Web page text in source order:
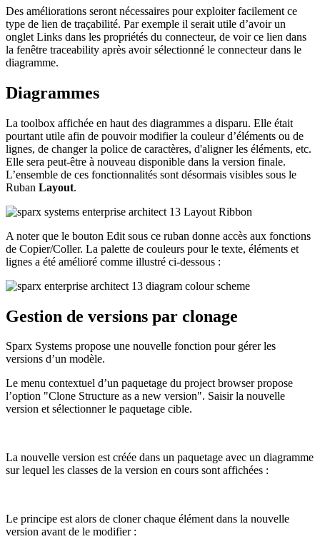
Des améliorations seront nécessaires pour exploiter facilement ce
type de lien de traçabilité. Par exemple il serait utile d’avoir un
onglet Links dans les propriétés du connecteur, de voir ce lien dans
la fenêtre traceability après avoir sélectionné le connecteur dans le
diagramme.
Diagrammes
La toolbox affichée en haut des diagrammes a disparu. Elle était
pourtant utile afin de pouvoir modifier la couleur d’éléments ou de
lignes, de changer la police de caractères, d'aligner les éléments, etc.
Elle sera peut-être à nouveau disponible dans la version finale.
L’ensemble de ces fonctionnalités sont désormais visibles sous le
Ruban Layout.
A noter que le bouton Edit sous ce ruban donne accès aux fonctions
de Copier/Coller. La palette de couleurs pour le texte, éléments et
lignes a été amélioré comme illustré ci-dessous :
Gestion de versions par clonage
Sparx Systems propose une nouvelle fonction pour gérer les
versions d’un modèle.
Le menu contextuel d’un paquetage du project browser propose
l’option "Clone Structure as a new version". Saisir la nouvelle
version et sélectionner le paquetage cible.
La nouvelle version est créée dans un paquetage avec un diagramme
sur lequel les classes de la version en cours sont affichées :
Le principe est alors de cloner chaque élément dans la nouvelle
version avant de le modifier :